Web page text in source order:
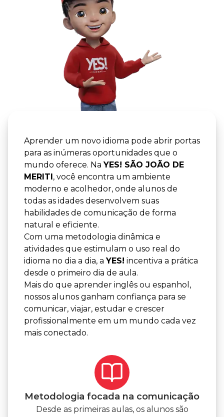
YES! -
Aprender um novo idioma pode abrir portas
para as inúmeras oportunidades que o
mundo oferece. NaYES! SÃO JOÃO DE
MERITI , você encontra um ambiente
moderno e acolhedor, onde alunos de
todas as idades desenvolvem suas
habilidades de comunicação de forma
natural e eficiente.
Com uma metodologia dinâmica e
atividades que estimulam o uso real do
idioma no dia a dia, aYES! incentiva a prática
desde o primeiro dia de aula.
Mais do que aprender inglês ou espanhol,
nossos alunos ganham confiança para se
comunicar, viajar, estudar e crescer
profissionalmente em um mundo cada vez
mais conectado.
Metodologia focada na comunicação
Desde as primeiras aulas, os alunos são